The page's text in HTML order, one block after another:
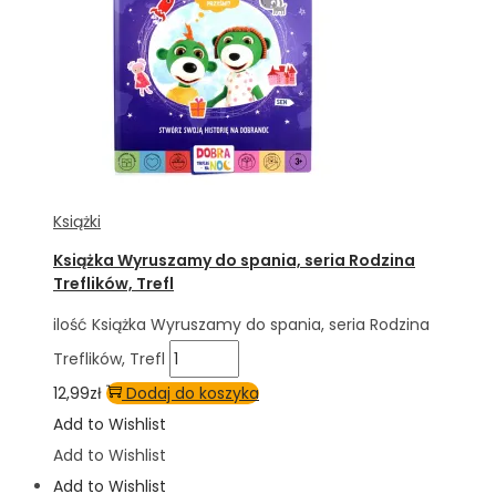
Książki
Książka Wyruszamy do spania, seria Rodzina
Treflików, Trefl
ilość Książka Wyruszamy do spania, seria Rodzina
Treflików, Trefl
12,99zł
Dodaj do koszyka
Add to Wishlist
Add to Wishlist
Add to Wishlist